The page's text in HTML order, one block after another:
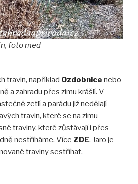
foto med
travin, například Ozdobnice nebo
a zahradu přes zimu krášlí. V
zetlí a parádu již nedělají
travin, které se na zimu
traviny, které zůstávají i přes
nestříháme. Více ZDE. Jaro je
traviny sestříhat.